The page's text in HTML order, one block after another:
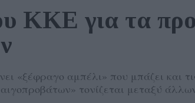
ΚΚΕ για τα
«ξέφραγο αμπέλι» που μπάζει και
τονίζεται μεταξύ